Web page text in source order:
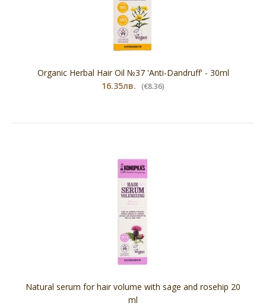
Organic Herbal Hair Oil №37 'Anti-Dandruff' - 30ml
16.35лв. (€8.36)
Natural serum for hair volume with sage and rosehip 20
ml